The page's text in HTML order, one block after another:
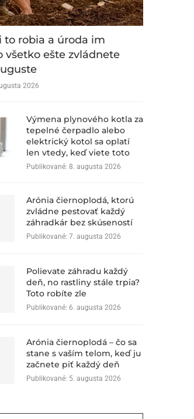
to robia a úroda im
všetko ešte zvládnete
2026
Výmena plynového kotla za
tepelné čerpadlo alebo
elektrický kotol sa oplatí
len vtedy, keď viete toto
Publikované: 8. augusta 2026
Arónia čiernoplodá, ktorú
zvládne pestovať každý
záhradkár bez skúseností
Publikované: 7. augusta 2026
Polievate záhradu každý
deň, no rastliny stále trpia?
Toto robíte zle
Publikované: 6. augusta 2026
Arónia čiernoplodá – čo sa
stane s vaším telom, keď ju
začnete piť každý deň
Publikované: 5. augusta 2026